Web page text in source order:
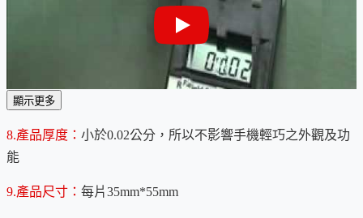
＜手機用戶的健康守護神＞防電磁波輻射吸波片、吸波棉及阻
顯示更多
8.產品厚度： 小於0.02公分，所以不影響手機輕巧之外觀及功
能
9.產品尺寸： 每片35mm*55mm